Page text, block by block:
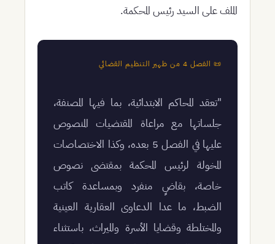
الملف على السيد رئيس المحكمة.
📜 الفصل 4 من ظهير التنظيم القضائي
"تعقد المحاكم الابتدائية، بما فيها المصنفة،
جلساتها مع مراعاة المقتضيات المنصوص
عليها في الفصل 5 بعده، وكذا الاختصاصات
المخولة لرئيس المحكمة بمقتضى نصوص
خاصة، بقاضٍ منفرد وبمساعدة كاتب
الضبط، ما عدا الدعاوى العقارية العينية
والمختلطة وقضايا الأسرة والميراث، باستثناء